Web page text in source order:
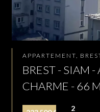
APPARTEMENT,
BREST - SIAM
CHARME - 66
2